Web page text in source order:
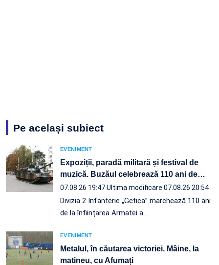
Pe același subiect
EVENIMENT
Expoziții, paradă militară și festival de
muzică. Buzăul celebrează 110 ani de…
07.08.26 19:47Ultima modificare 07.08.26 20:54
Divizia 2 Infanterie „Getica” marchează 110 ani
de la înființarea Armatei a…
EVENIMENT
Metalul, în căutarea victoriei. Mâine, la
matineu, cu Afumați